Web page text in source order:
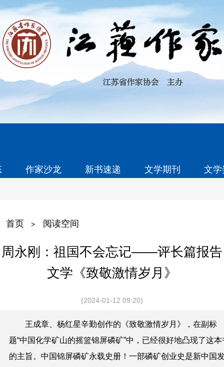
作家沙龙 新书速递 文学期刊 文
首页 > 阅读空间
周永刚：祖国不会忘记——评长篇报告
文学《致敬激情岁月》
(2024-01-12 09:20)
王成章、杨红星辛勤创作的《致敬激情岁月》，在副标
题“中国化学矿山的摇篮锦屏磷矿”中，已经很好地凸现了这本
的主旨。中国锦屏磷矿永载史册！一部磷矿创业史是新中国